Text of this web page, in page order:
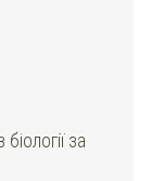
за